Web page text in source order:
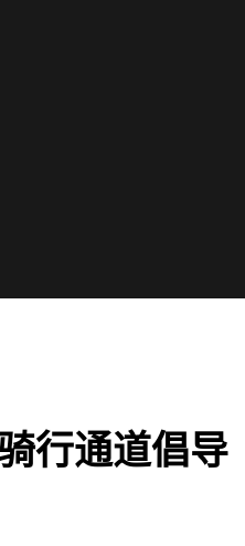
行通道倡导